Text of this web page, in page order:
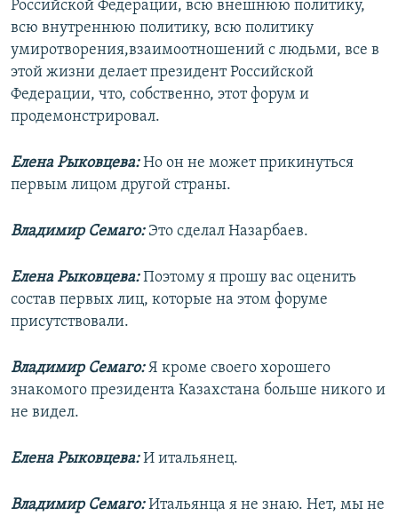
Российской Федерации, всю внешнюю политику,
всю внутреннюю политику, всю политику
умиротворения,взаимоотношений с людьми, все в
этой жизни делает президент Российской
Федерации, что, собственно, этот форум и
продемонстрировал.
Елена Рыковцева:Но он не может прикинуться
первым лицом другой страны.
Владимир Семаго: Это сделал Назарбаев.
Елена Рыковцева:Поэтому я прошу вас оценить
состав первых лиц, которые на этом форуме
присутствовали.
Владимир Семаго:Я кроме своего хорошего
знакомого президента Казахстана больше никого и
не видел.
Елена Рыковцева:И итальянец.
Владимир Семаго:Итальянца я не знаю. Нет, мы не